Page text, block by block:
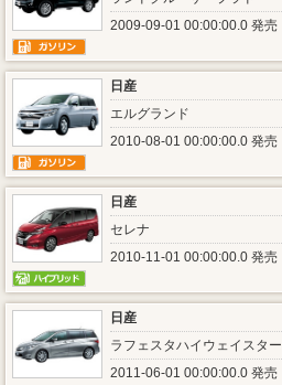
2009-09-01 00:00:00.0 発売
日産
エルグランド
2010-08-01 00:00:00.0 発売
日産
セレナ
2010-11-01 00:00:00.0 発売
日産
ラフェスタハイウェイスター
2011-06-01 00:00:00.0 発売